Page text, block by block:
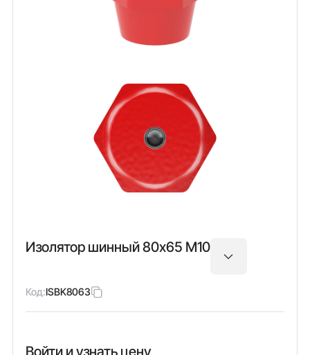
Изолятор шинный 80х65 М10
Код:ISBK8063
Войти и узнать цену